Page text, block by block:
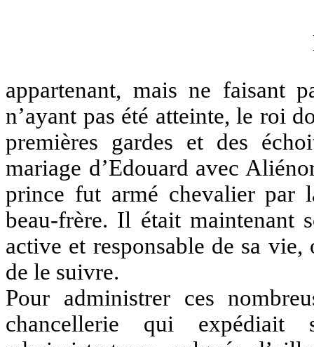
appartenant, mais ne faisant
n’ayant pas été atteinte, le roi
premières gardes et des
mariage d’Edouard avec
prince fut armé chevalier par
beau-frère. Il était maintenant
active et responsable de sa
de le suivre.
Pour administrer ces
chancellerie qui